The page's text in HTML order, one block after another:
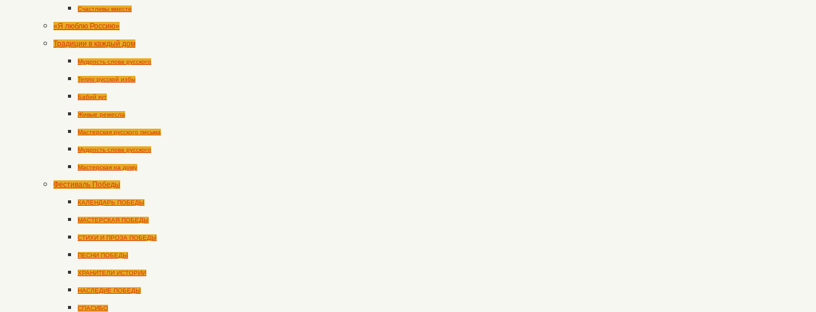
Счастливы вместе
«Я люблю Россию»
Традиции в каждый дом
Мудрость слова русского
Тепло русской избы
Бабий кут
Живые ремесла
Мастерская русского письма
Мудрость слова русского
Мастерская на дому
Фестиваль Победы
КАЛЕНДАРЬ ПОБЕДЫ
МАСТЕРСКАЯ ПОБЕДЫ
СТИХИ И ПРОЗА ПОБЕДЫ
ПЕСНИ ПОБЕДЫ
ХРАНИТЕЛИ ИСТОРИИ
НАСЛЕДИЕ ПОБЕДЫ
СПАСИБО